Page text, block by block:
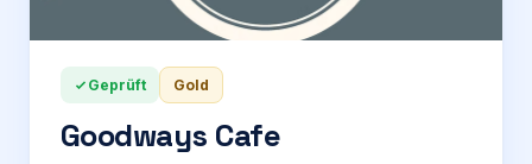
Preise Geprüft Gold
Goodways Cafe